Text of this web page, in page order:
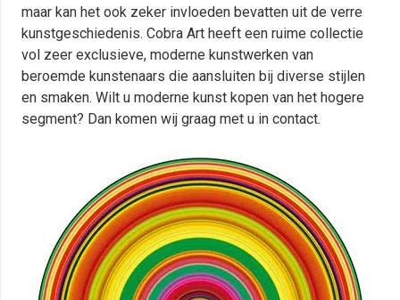
maar kan het ook zeker invloeden bevatten uit de verre
kunstgeschiedenis. Cobra Art heeft een ruime collectie
vol zeer exclusieve, moderne kunstwerken van
beroemde kunstenaars die aansluiten bij diverse stijlen
en smaken. Wilt u moderne kunst kopen van het hogere
segment? Dan komen wij graag met u in contact.